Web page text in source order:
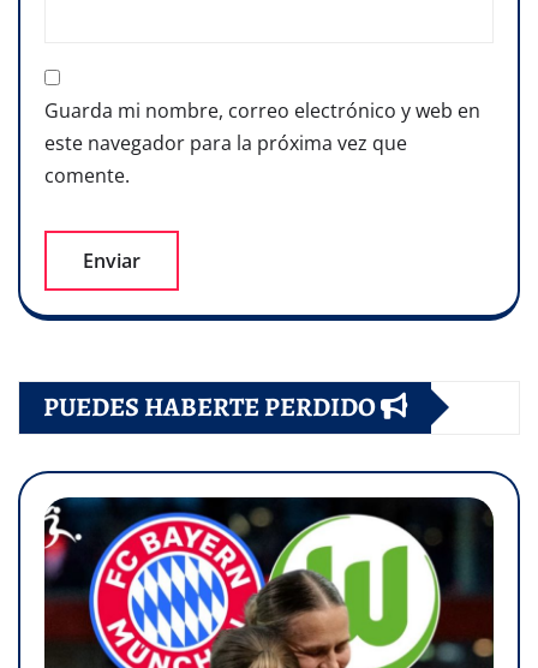
Guarda mi nombre, correo electrónico y web en
este navegador para la próxima vez que
comente.
PUEDES HABERTE PERDIDO